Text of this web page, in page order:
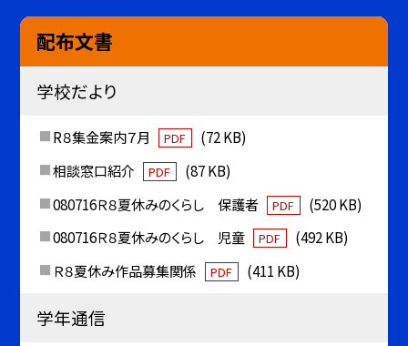
配布文書
学校だより
R８集金案内７月 PDF
(72 KB)
相談窓口紹介
PDF
(87 KB)
080716Ｒ８夏休みのくらし 保護者
PDF
(520 KB)
080716Ｒ８夏休みのくらし 児童
PDF
(492 KB)
Ｒ８夏休み作品募集関係
PDF (411 KB)
学年通信